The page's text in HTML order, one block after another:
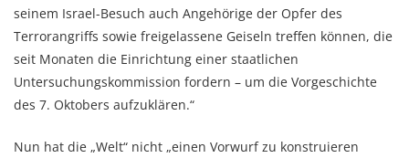
seinem Israel-Besuch auch Angehörige der Opfer des
Terrorangriffs sowie freigelassene Geiseln treffen können, die
seit Monaten die Einrichtung einer staatlichen
Untersuchungskommission fordern – um die Vorgeschichte
des 7. Oktobers aufzuklären.“
Nun hat die „Welt“ nicht „einen Vorwurf zu konstruieren